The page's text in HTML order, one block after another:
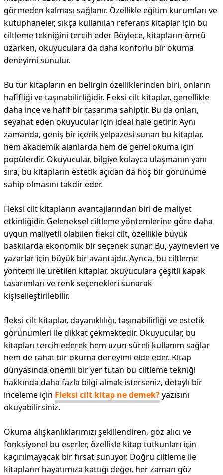
görmeden kalması sağlanır. Özellikle eğitim kurumları ve
kütüphaneler, sıkça kullanılan referans kitaplar için bu
ciltleme tekniğini tercih eder. Böylece, kitapların ömrü
uzarken, okuyuculara da daha konforlu bir okuma
deneyimi sunulur.
Bu tür kitapların en belirgin özelliklerinden biri, onların
hafifliği ve taşınabilirliğidir. Fleksi cilt kitaplar, genellikle
daha ince ve hafif bir tasarıma sahiptir. Bu da onları,
seyahat eden okuyucular için ideal hale getirir. Aynı
zamanda, geniş bir içerik yelpazesi sunan bu kitaplar,
hem akademik alanlarda hem de genel okuma için
popülerdir. Okuyucular, bilgiye kolayca ulaşmanın yanı
sıra, bu kitapların estetik açıdan da hoş bir görünüme
sahip olmasını takdir eder.
Fleksi cilt kitapların avantajlarından biri de maliyet
etkinliğidir. Geleneksel ciltleme yöntemlerine göre daha
uygun maliyetli olabilen fleksi cilt, özellikle büyük
baskılarda ekonomik bir seçenek sunar. Bu, yayınevleri ve
yazarlar için büyük bir avantajdır. Ayrıca, bu ciltleme
yöntemi ile üretilen kitaplar, okuyuculara çeşitli kapak
tasarımları ve renk seçenekleri sunarak
kişiselleştirilebilir.
fleksi cilt kitaplar, dayanıklılığı, taşınabilirliği ve estetik
görünümleri ile dikkat çekmektedir. Okuyucular, bu
kitapları tercih ederek hem uzun süreli kullanım sağlar
hem de rahat bir okuma deneyimi elde eder. Kitap
dünyasında önemli bir yer tutan bu ciltleme tekniği
hakkında daha fazla bilgi almak isterseniz, detaylı bir
inceleme için Fleksi cilt kitap ne demek?yazısını
okuyabilirsiniz.
Okuma alışkanlıklarımızı şekillendiren, göz alıcı ve
fonksiyonel bu eserler, özellikle kitap tutkunları için
kaçırılmayacak bir fırsat sunuyor. Doğru ciltleme ile
kitapların hayatımıza kattığı değer, her zaman göz